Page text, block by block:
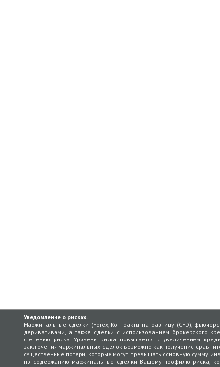
Уведомление о рисках.
Маржинальные сделки (Forex, Контракты на разницу (CFD),
деривативами, а также сделки с использованием брокерского
степенью риска. Уровень риска повышается с увеличением
заключения маржинальных сделок возможно как получение
существенные потери, которые могут превышать основную сумму
по содержанию маржинальные сделки Вашему профилю риска,